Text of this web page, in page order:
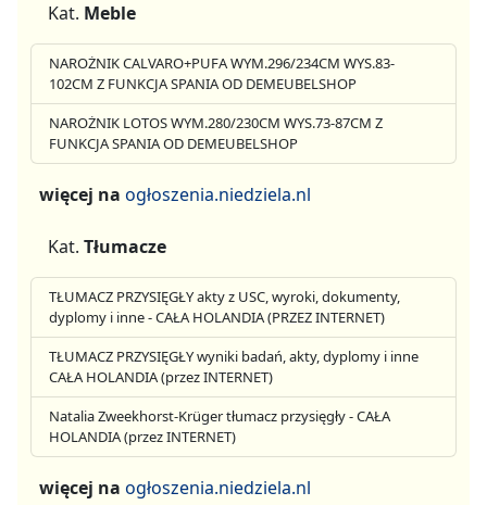
Kat. Meble
NAROŻNIK CALVARO+PUFA WYM.296/234CM WYS.83-
102CM Z FUNKCJA SPANIA OD DEMEUBELSHOP
NAROŻNIK LOTOS WYM.280/230CM WYS.73-87CM Z
FUNKCJA SPANIA OD DEMEUBELSHOP
więcej na ogłoszenia.niedziela.nl
Kat. Tłumacze
TŁUMACZ PRZYSIĘGŁY akty z USC, wyroki, dokumenty,
dyplomy i inne - CAŁA HOLANDIA (PRZEZ INTERNET)
TŁUMACZ PRZYSIĘGŁY wyniki badań, akty, dyplomy i inne
CAŁA HOLANDIA (przez INTERNET)
Natalia Zweekhorst-Krüger tłumacz przysięgły - CAŁA
HOLANDIA (przez INTERNET)
więcej na ogłoszenia.niedziela.nl